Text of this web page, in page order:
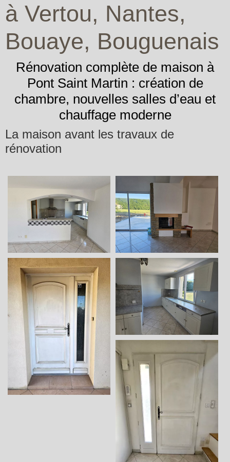
à Vertou, Nantes,
Bouaye, Bouguenais
Rénovation complète de maison à
Pont Saint Martin : création de
chambre, nouvelles salles d’eau et
chauffage moderne
La maison avant les travaux de
rénovation